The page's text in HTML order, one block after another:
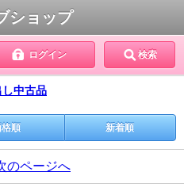
ショップ
ログイン 検索
し中古品
順 新着順
のページへ